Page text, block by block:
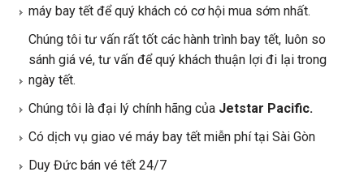
máy bay tết để quý khách có cơ hội mua sớm nhất.
Chúng tôi tư vấn rất tốt các hành trình bay tết, luôn so
sánh giá vé, tư vấn để quý khách thuận lợi đi lại trong
ngày tết.
Chúng tôi là đại lý chính hãng của Jetstar Pacific.
Có dịch vụ giao vé máy bay tết miễn phí tại Sài Gòn
Duy Đức bán vé tết 24/7